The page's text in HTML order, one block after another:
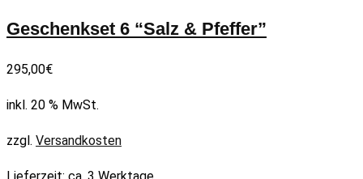
Geschenkset 6 “Salz & Pfeffer”
295,00€
inkl. 20 % MwSt.
zzgl. Versandkosten